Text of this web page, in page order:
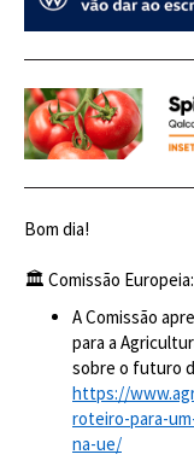
Bom dia!
🏛️ Comissão Europeia:
A Comissão
para a
sobre o futuro
https://
roteiro-para-
na-ue/